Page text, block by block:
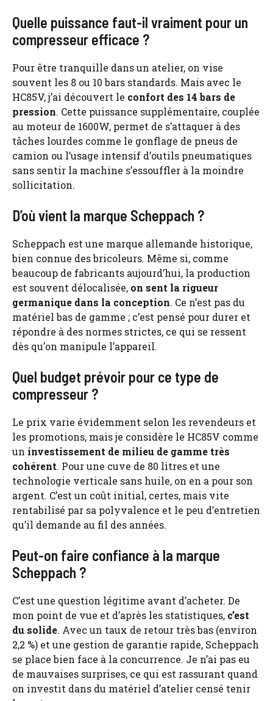
Quelle puissance faut-il vraiment pour un
compresseur efficace ?
Pour être tranquille dans un atelier, on vise
souvent les 8 ou 10 bars standards. Mais avec le
HC85V, j’ai découvert le confort des 14 bars de
pression. Cette puissance supplémentaire, couplée
au moteur de 1600W, permet de s’attaquer à des
tâches lourdes comme le gonflage de pneus de
camion ou l’usage intensif d’outils pneumatiques
sans sentir la machine s’essouffler à la moindre
sollicitation.
D’où vient la marque Scheppach ?
Scheppach est une marque allemande historique,
bien connue des bricoleurs. Même si, comme
beaucoup de fabricants aujourd’hui, la production
est souvent délocalisée, on sent la rigueur
germanique dans la conception. Ce n’est pas du
matériel bas de gamme ; c’est pensé pour durer et
répondre à des normes strictes, ce qui se ressent
dès qu’on manipule l’appareil.
Quel budget prévoir pour ce type de
compresseur ?
Le prix varie évidemment selon les revendeurs et
les promotions, mais je considère le HC85V comme
un investissement de milieu de gamme très
cohérent. Pour une cuve de 80 litres et une
technologie verticale sans huile, on en a pour son
argent. C’est un coût initial, certes, mais vite
rentabilisé par sa polyvalence et le peu d’entretien
qu’il demande au fil des années.
Peut-on faire confiance à la marque
Scheppach ?
C’est une question légitime avant d’acheter. De
mon point de vue et d’après les statistiques, c’est
du solide. Avec un taux de retour très bas (environ
2,2 %) et une gestion de garantie rapide, Scheppach
se place bien face à la concurrence. Je n’ai pas eu
de mauvaises surprises, ce qui est rassurant quand
on investit dans du matériel d’atelier censé tenir